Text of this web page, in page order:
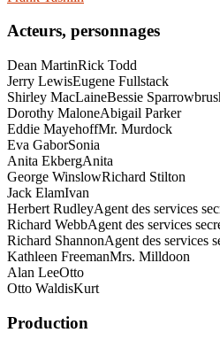
Acteurs, personnages
Dean MartinRick Todd
Jerry LewisEugene Fullstack
Shirley MacLaineBessie
Dorothy MaloneAbigail Parker
Eddie MayehoffMr. Murdock
Eva GaborSonia
Anita EkbergAnita
George WinslowRichard Stilton
Jack ElamIvan
Herbert RudleyAgent des services
Richard WebbAgent des services
Richard ShannonAgent des services
Kathleen FreemanMrs. Milldoon
Alan LeeOtto
Otto WaldisKurt
Production